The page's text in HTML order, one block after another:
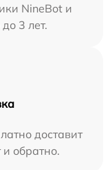
NineBot и
3 лет.
доставит
обратно.